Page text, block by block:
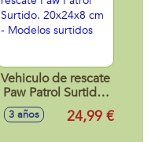
Vehiculo de rescate
Paw Patrol Surtido.
20x24x8 cm -
Modelos surtidos
3 años 24,99 €